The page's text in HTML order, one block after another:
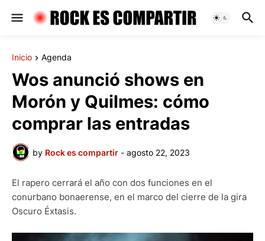
Inicio Agenda
Wos anunció shows en
Morón y Quilmes: cómo
comprar las entradas
by Rock es compartir - agosto 22, 2023
El rapero cerrará el año con dos funciones en el
conurbano bonaerense, en el marco del cierre de la gira
Oscuro Éxtasis.